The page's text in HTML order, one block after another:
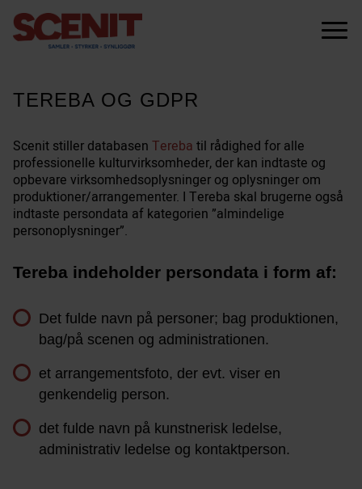
scenit.dk
Menu
TEREBA OG GDPR
Scenit stiller databasen Tereba til rådighed for alle
professionelle kulturvirksomheder, der kan indtaste og
opbevare virksomhedsoplysninger og oplysninger om
produktioner/arrangementer. I Tereba skal brugerne også
indtaste persondata af kategorien ”almindelige
personoplysninger”.
Tereba indeholder persondata i form af:
Det fulde navn på personer; bag produktionen,
bag/på scenen og administrationen.
et arrangementsfoto, der evt. viser en
genkendelig person.
det fulde navn på kunstnerisk ledelse,
administrativ ledelse og kontaktperson.